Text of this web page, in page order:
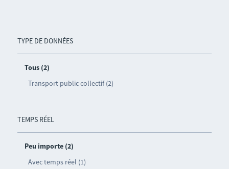
TYPE DE DONNÉES
Tous (2)
Transport public collectif (2)
TEMPS RÉEL
Peu importe (2)
Avec temps réel (1)